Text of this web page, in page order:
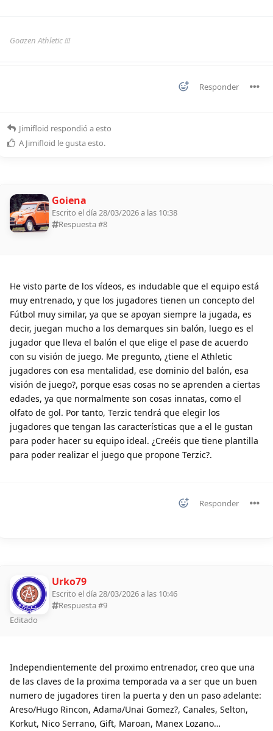
Goazen Athletic !!!
Responder
Jimifloid respondió a esto
A Jimifloid le gusta esto.
Goiena
Escrito el día 28/03/2026 a las 10:38
Respuesta #8
He visto parte de los vídeos, es indudable que el equipo está
muy entrenado, y que los jugadores tienen un concepto del
Fútbol muy similar, ya que se apoyan siempre la jugada, es
decir, juegan mucho a los demarques sin balón, luego es el
jugador que lleva el balón el que elige el pase de acuerdo
con su visión de juego. Me pregunto, ¿tiene el Athletic
jugadores con esa mentalidad, ese dominio del balón, esa
visión de juego?, porque esas cosas no se aprenden a ciertas
edades, ya que normalmente son cosas innatas, como el
olfato de gol. Por tanto, Terzic tendrá que elegir los
jugadores que tengan las características que a el le gustan
para poder hacer su equipo ideal. ¿Creéis que tiene plantilla
para poder realizar el juego que propone Terzic?.
Responder
Urko79
Escrito el día 28/03/2026 a las 10:46
Respuesta #9
Editado
Independientemente del proximo entrenador, creo que una
de las claves de la proxima temporada va a ser que un buen
numero de jugadores tiren la puerta y den un paso adelante:
Areso/Hugo Rincon, Adama/Unai Gomez?, Canales, Selton,
Korkut, Nico Serrano, Gift, Maroan, Manex Lozano…